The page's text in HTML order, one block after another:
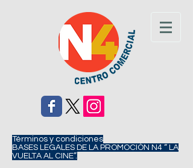
Términos y condiciones
BASES LEGALES DE LA PROMOCIÓN N4 “ LA
VUELTA AL CINE”.